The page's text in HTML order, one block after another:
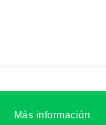
Más información